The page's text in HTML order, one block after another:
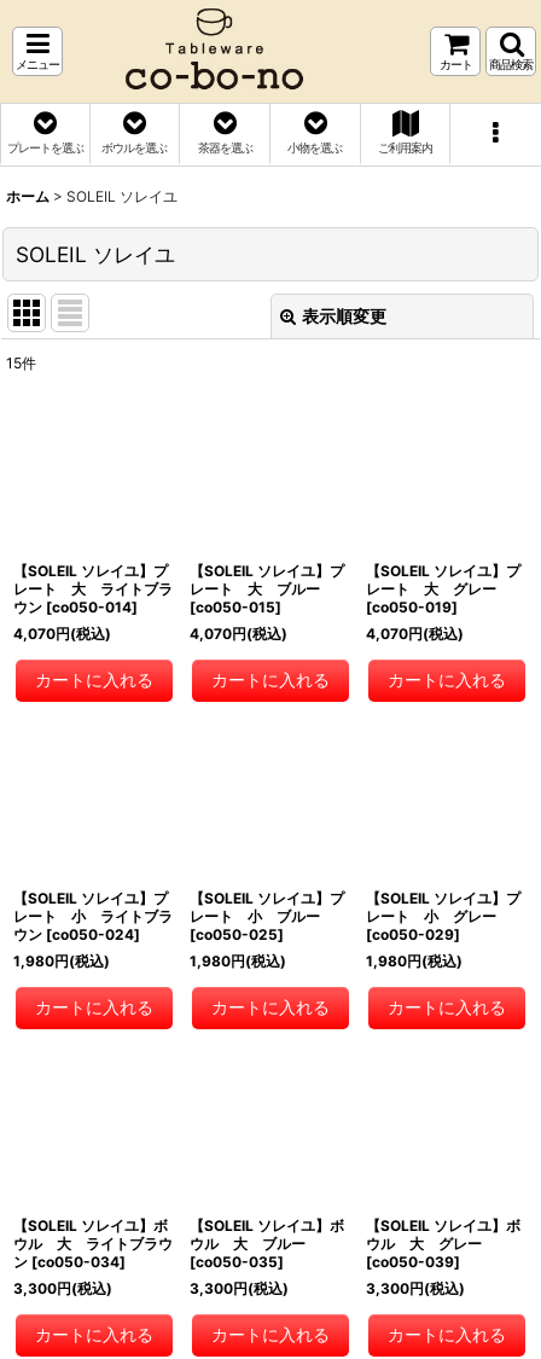
メニュー カート 商品検索
プレートを選ぶ ボウルを選ぶ 茶器を選ぶ 小物を選ぶ ご利用案内
ホーム > SOLEIL ソレイユ
SOLEIL ソレイユ
表示順変更
15件
【SOLEIL ソレイユ】プ
レート 大 ライトブラ
ウン [co050-014]
4,070円(税込)
カートに入れる
【SOLEIL ソレイユ】プ
レート 大 ブルー
[co050-015]
4,070円(税込)
カートに入れる
【SOLEIL ソレイユ】プ
レート 大 グレー
[co050-019]
4,070円(税込)
カートに入れる
【SOLEIL ソレイユ】プ
レート 小 ライトブラ
ウン [co050-024]
1,980円(税込)
カートに入れる
【SOLEIL ソレイユ】プ
レート 小 ブルー
[co050-025]
1,980円(税込)
カートに入れる
【SOLEIL ソレイユ】プ
レート 小 グレー
[co050-029]
1,980円(税込)
カートに入れる
【SOLEIL ソレイユ】ボ
ウル 大 ライトブラウ
ン [co050-034]
3,300円(税込)
カートに入れる
【SOLEIL ソレイユ】ボ
ウル 大 ブルー
[co050-035]
3,300円(税込)
カートに入れる
【SOLEIL ソレイユ】ボ
ウル 大 グレー
[co050-039]
3,300円(税込)
カートに入れる